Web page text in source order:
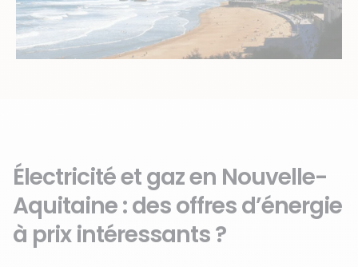
Électricité et gaz en Nouvelle-
Aquitaine : des offres d’énergie
à prix intéressants ?